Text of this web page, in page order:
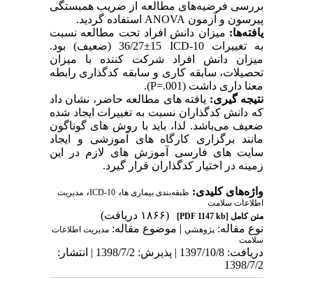
بررسی فرضیه‌های مطالعه از ضریب همبستگی
پیرسون و آزمون­ ANOVA استفاده گردید.
یافته‌ها: میزان دانش افراد تحت مطالعه نسبت
به تغییراتICD-10
15±36/27 (ضعیف) بود.
میزان دانش افراد شرکت کننده با میزان
تحصیلات، سابقه کاری و سابقه کدگذاری رابطه
معنا داری داشت (P=.001)
.
نتیجه گیری: یافته­ های مطالعه حاضر، نشان داد
که دانش کدگذاران نسبت به تغییرات ایجاد شده
ضعیف می‌باشد.­ لذا، باید با روش ­های گوناگون
مانند برگزاری کارگاه ­های آموزشی و ایجاد
سایت ­های فارسی آموزش ­های لازم در این
زمینه در اختیار کدگذاران قرار گیرد.
واژه‌های کلیدی: طبقه‌بندی بیماری ها، ICD-10، مدیریت
اطلاعات سلامت
متن کامل[PDF 1147 kb]
(۱۸۶۶ دریافت)
نوع مقاله: پژوهشي| موضوع مقاله: مدیریت اطلاعات
سلامت
دریافت: 1397/10/8 | پذیرش: 1398/7/2 | انتشار:
1398/7/2